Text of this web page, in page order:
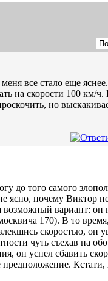
все стало еще
на скорости 100 км/
но
до того самого
ясно, почему Виктор
возможный вариант: он
170). В то
скоростью, он
чуть съехав на
он успел сбавить
Кстати,